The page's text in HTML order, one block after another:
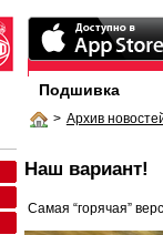
Подшивка
> Архив
Наш вариант!
Самая “горячая”